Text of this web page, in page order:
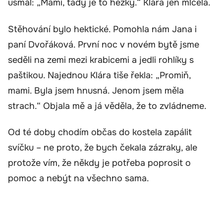
usmál: „Mami, tady je to hezký.“ Klára jen mlčela.
Stěhování bylo hektické. Pomohla nám Jana i
paní Dvořáková. První noc v novém bytě jsme
seděli na zemi mezi krabicemi a jedli rohlíky s
paštikou. Najednou Klára tiše řekla: „Promiň,
mami. Byla jsem hnusná. Jenom jsem měla
strach.“ Objala mě a já věděla, že to zvládneme.
Od té doby chodím občas do kostela zapálit
svíčku – ne proto, že bych čekala zázraky, ale
protože vím, že někdy je potřeba poprosit o
pomoc a nebýt na všechno sama.